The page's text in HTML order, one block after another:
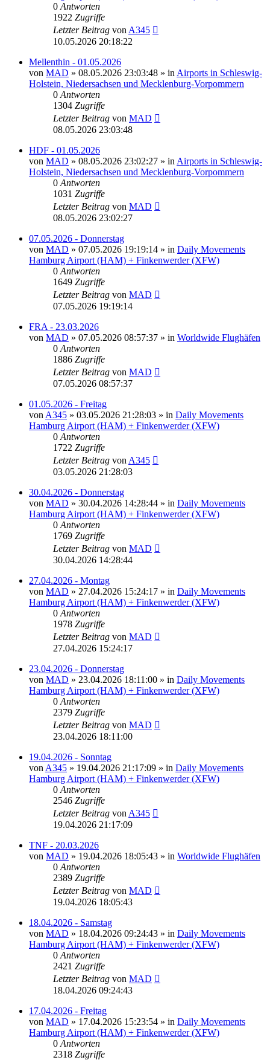
0 Antworten
1922 Zugriffe
Letzter Beitrag von A345
10.05.2026 20:18:22
Mellenthin - 01.05.2026
von MAD » 08.05.2026 23:03:48 » in Airports in Schleswig-
Holstein, Niedersachsen und Mecklenburg-Vorpommern
0 Antworten
1304 Zugriffe
Letzter Beitrag von MAD
08.05.2026 23:03:48
HDF - 01.05.2026
von MAD » 08.05.2026 23:02:27 » in Airports in Schleswig-
Holstein, Niedersachsen und Mecklenburg-Vorpommern
0 Antworten
1031 Zugriffe
Letzter Beitrag von MAD
08.05.2026 23:02:27
07.05.2026 - Donnerstag
von MAD » 07.05.2026 19:19:14 » in Daily Movements
Hamburg Airport (HAM) + Finkenwerder (XFW)
0 Antworten
1649 Zugriffe
Letzter Beitrag von MAD
07.05.2026 19:19:14
FRA - 23.03.2026
von MAD » 07.05.2026 08:57:37 » in Worldwide Flughäfen
0 Antworten
1886 Zugriffe
Letzter Beitrag von MAD
07.05.2026 08:57:37
01.05.2026 - Freitag
von A345 » 03.05.2026 21:28:03 » in Daily Movements
Hamburg Airport (HAM) + Finkenwerder (XFW)
0 Antworten
1722 Zugriffe
Letzter Beitrag von A345
03.05.2026 21:28:03
30.04.2026 - Donnerstag
von MAD » 30.04.2026 14:28:44 » in Daily Movements
Hamburg Airport (HAM) + Finkenwerder (XFW)
0 Antworten
1769 Zugriffe
Letzter Beitrag von MAD
30.04.2026 14:28:44
27.04.2026 - Montag
von MAD » 27.04.2026 15:24:17 » in Daily Movements
Hamburg Airport (HAM) + Finkenwerder (XFW)
0 Antworten
1978 Zugriffe
Letzter Beitrag von MAD
27.04.2026 15:24:17
23.04.2026 - Donnerstag
von MAD » 23.04.2026 18:11:00 » in Daily Movements
Hamburg Airport (HAM) + Finkenwerder (XFW)
0 Antworten
2379 Zugriffe
Letzter Beitrag von MAD
23.04.2026 18:11:00
19.04.2026 - Sonntag
von A345 » 19.04.2026 21:17:09 » in Daily Movements
Hamburg Airport (HAM) + Finkenwerder (XFW)
0 Antworten
2546 Zugriffe
Letzter Beitrag von A345
19.04.2026 21:17:09
TNF - 20.03.2026
von MAD » 19.04.2026 18:05:43 » in Worldwide Flughäfen
0 Antworten
2389 Zugriffe
Letzter Beitrag von MAD
19.04.2026 18:05:43
18.04.2026 - Samstag
von MAD » 18.04.2026 09:24:43 » in Daily Movements
Hamburg Airport (HAM) + Finkenwerder (XFW)
0 Antworten
2421 Zugriffe
Letzter Beitrag von MAD
18.04.2026 09:24:43
17.04.2026 - Freitag
von MAD » 17.04.2026 15:23:54 » in Daily Movements
Hamburg Airport (HAM) + Finkenwerder (XFW)
0 Antworten
2318 Zugriffe